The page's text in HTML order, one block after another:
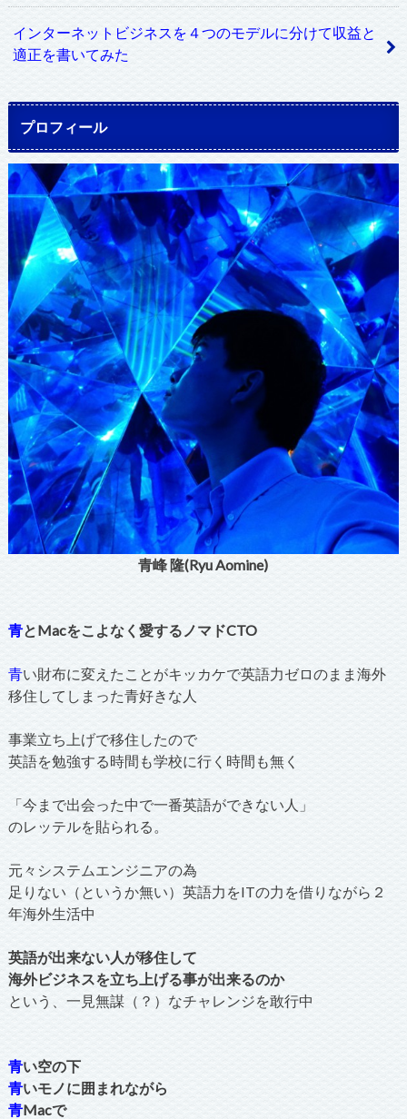
インターネットビジネスを４つのモデルに分けて収益と
適正を書いてみた
プロフィール
青峰 隆(Ryu Aomine)
青とMacをこよなく愛するノマドCTO
青い財布に変えたことがキッカケで英語力ゼロのまま海外
移住してしまった青好きな人
事業立ち上げで移住したので
英語を勉強する時間も学校に行く時間も無く
「今まで出会った中で一番英語ができない人」
のレッテルを貼られる。
元々システムエンジニアの為
足りない（というか無い）英語力をITの力を借りながら２
年海外生活中
英語が出来ない人が移住して
海外ビジネスを立ち上げる事が出来るのか
という、一見無謀（？）なチャレンジを敢行中
青い空の下
青いモノに囲まれながら
青Macで